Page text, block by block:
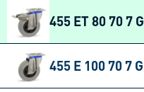
455 ET 80 70 7 G
455 E 100 70 7 G